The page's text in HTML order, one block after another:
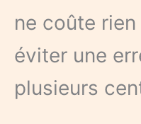
ne coûte
éviter une
plusieurs